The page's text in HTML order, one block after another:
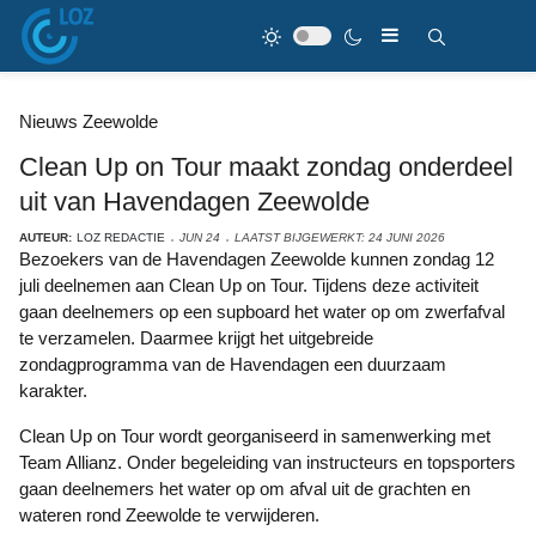
Nieuws Zeewolde
Clean Up on Tour maakt zondag onderdeel
uit van Havendagen Zeewolde
AUTEUR: LOZ REDACTIE JUN 24 LAATST BIJGEWERKT: 24 JUNI 2026
Bezoekers van de Havendagen Zeewolde kunnen zondag 12
juli deelnemen aan Clean Up on Tour. Tijdens deze activiteit
gaan deelnemers op een supboard het water op om zwerfafval
te verzamelen. Daarmee krijgt het uitgebreide
zondagprogramma van de Havendagen een duurzaam
karakter.
Clean Up on Tour wordt georganiseerd in samenwerking met
Team Allianz. Onder begeleiding van instructeurs en topsporters
gaan deelnemers het water op om afval uit de grachten en
wateren rond Zeewolde te verwijderen.